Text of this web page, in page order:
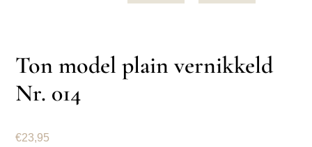
Ton model plain vernikkeld
Nr. 014
€23,95